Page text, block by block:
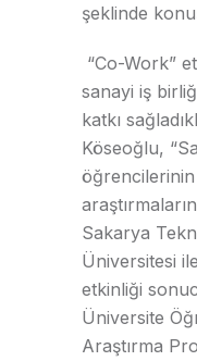
şeklinde
“Co-Work”
sanayi iş
katkı
Köseoğlu,
Sakarya
Üniversitesi
etkinliği
Üniversite
Araştırma